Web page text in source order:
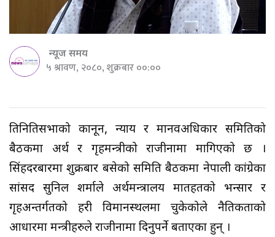
न्यूज समय
५ श्रावण, २०८०, शुक्रबार ००:००
प्रतिनितिसभाको कानून, न्याय र मानवअधिकार समितिको
बैठकमा अर्थ र गृहमन्त्रीको राजीनामा मागिएको छ ।
सिंहदरबारमा शुक्रबार बसेको समिति बैठकमा नेपाली कांग्रेका
सांसद सुनिल शर्माले अर्थमन्त्रालय मातहतको भन्सार र
गृहअन्तर्गतको प्रहरी विमानस्थलमा चुकेकोले नैतिकताको
आधारमा मन्त्रीहरुले राजीनामा दिनुपर्ने बताएका हुन् ।